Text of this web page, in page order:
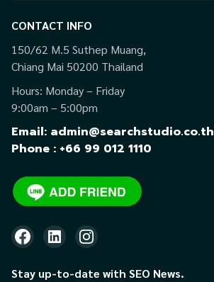
CONTACT INFO
150/62 M.5 Suthep Muang,
Chiang Mai 50200 Thailand
Hours: Monday – Friday
9:00am – 5:00pm
Email: admin@searchstudio.co.th
Phone : +66 99 012 1110
Stay up-to-date with SEO News.